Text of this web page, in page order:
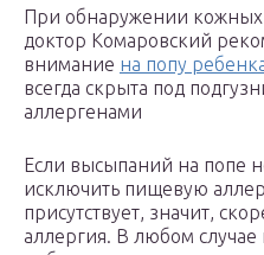
При обнаружении
доктор Комаровский
внимание на попу
всегда скрыта под
аллергенами
Если высыпаний на попе
исключить пищевую
присутствует, значит,
аллергия. В любом